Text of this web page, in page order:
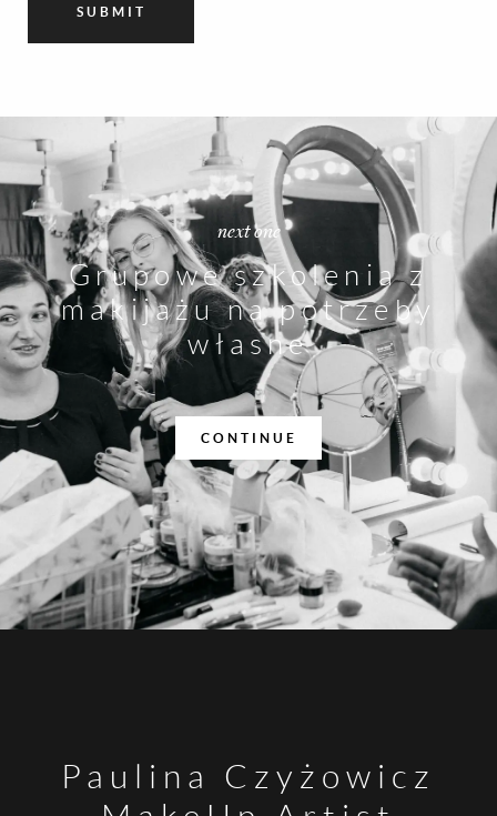
next one
Grupowe szkolenia z
makijażu na potrzeby
własne
CONTINUE
Paulina Czyżowicz